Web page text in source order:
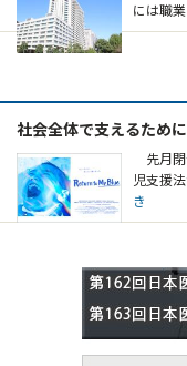
には職
社会全体で支えるために
先月閉
児支援
き